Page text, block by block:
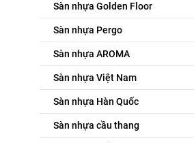
Sàn nhựa Golden Floor
Sàn nhựa Pergo
Sàn nhựa AROMA
Sàn nhựa Việt Nam
Sàn nhựa Hàn Quốc
Sàn nhựa cầu thang